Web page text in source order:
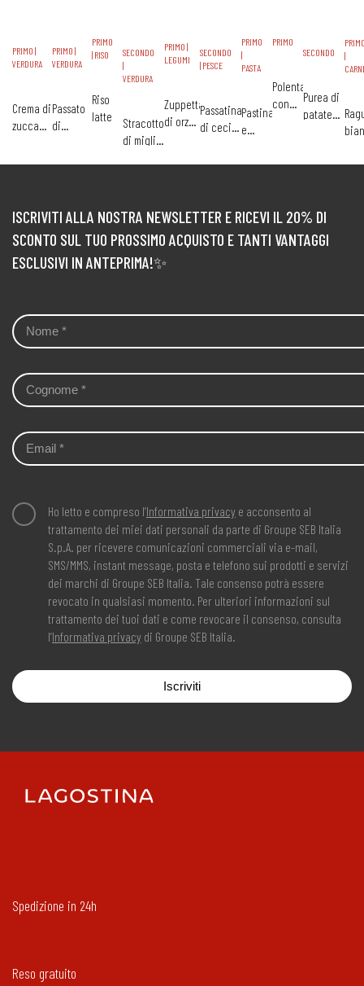
PRIMO |
VERDURA
Crema di
zucca
PRIMO |
VERDURA
Passato
di
PRIMO
| RISO
Riso
latte
SECONDO
|
VERDURA
Stracotto
di miglio
all'olio
PRIMO |
LEGUMI
Zuppetta
di orzo
SECONDO
| PESCE
Passatina
di ceci
filetto di
PRIMO
|
PASTA
Pastina
e
PRIMO
Polenta
con
SECONDO
Purea di
patate
|
ISCRIVITI ALLA NOSTRA NEWSLETTER E RICEVI IL 20% DI
SCONTO SUL TUO PROSSIMO ACQUISTO E TANTI VANTAGGI
ESCLUSIVI IN ANTEPRIMA!✨
Ho letto e compreso l’Informativa privacy e acconsento al
trattamento dei miei dati personali da parte di Groupe SEB Italia
S.p.A. per ricevere comunicazioni commerciali via e-mail,
SMS/MMS, instant message, posta e telefono sui prodotti e servizi
dei marchi di Groupe SEB Italia. Tale consenso potrà essere
revocato in qualsiasi momento. Per ulteriori informazioni sul
trattamento dei tuoi dati e come revocare il consenso, consulta
l’Informativa privacy di Groupe SEB Italia.
Iscriviti
Spedizione in 24h
Reso gratuito